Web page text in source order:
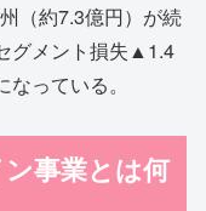
（約7.3億円）が続
グメント損失▲1.4
っている。
事業とは何